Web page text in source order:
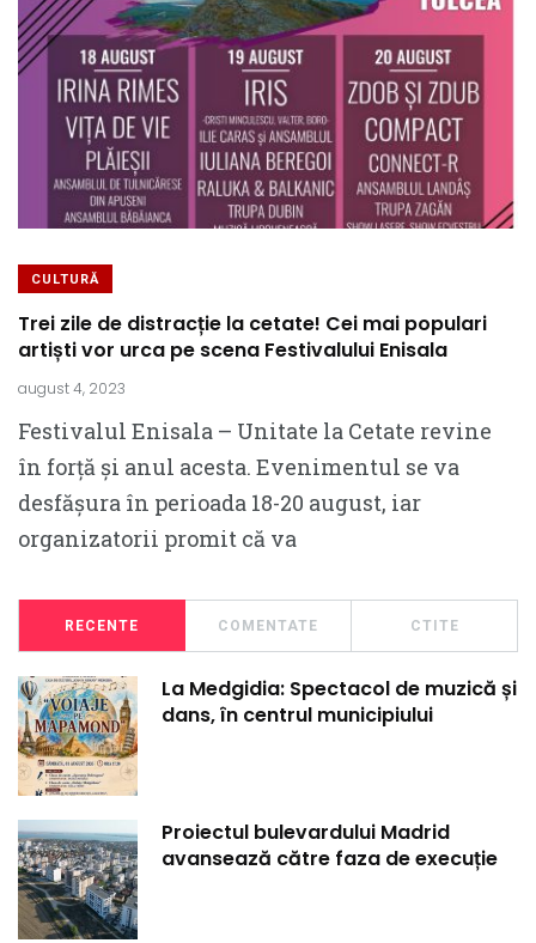
CULTURĂ
Trei zile de distracție la cetate! Cei mai populari
artiști vor urca pe scena Festivalului Enisala
august 4, 2023
Festivalul Enisala – Unitate la Cetate revine
în forță și anul acesta. Evenimentul se va
desfășura în perioada 18-20 august, iar
organizatorii promit că va
RECENTE COMENTATE CTITE
La Medgidia: Spectacol de muzică și
dans, în centrul municipiului
Proiectul bulevardului Madrid
avansează către faza de execuție